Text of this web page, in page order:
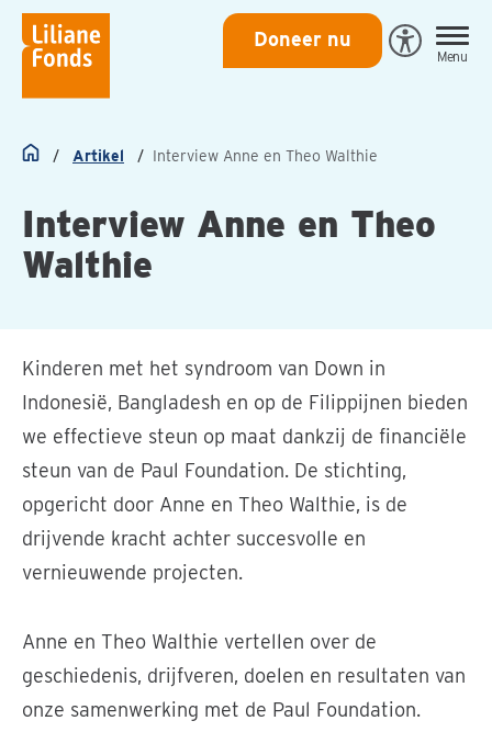
Liliane
Fonds
Doneer nu
Open
Menu
Home
Artikel Interview Anne en Theo Walthie
Interview Anne en Theo
Walthie
Kinderen met het syndroom van Down in
Indonesië, Bangladesh en op de Filippijnen bieden
we effectieve steun op maat dankzij de financiële
steun van de Paul Foundation. De stichting,
opgericht door Anne en Theo Walthie, is de
drijvende kracht achter succesvolle en
vernieuwende projecten.
Anne en Theo Walthie vertellen over de
geschiedenis, drijfveren, doelen en resultaten van
onze samenwerking met de Paul Foundation.